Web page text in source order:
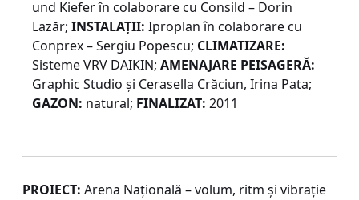
und Kiefer în colaborare cu Consild – Dorin
Lazăr; INSTALAȚII: Iproplan în colaborare cu
Conprex – Sergiu Popescu; CLIMATIZARE:
Sisteme VRV DAIKIN; AMENAJARE PEISAGERĂ:
Graphic Studio și Cerasella Crăciun, Irina Pata;
GAZON: natural; FINALIZAT: 2011
PROIECT: Arena Națională – volum, ritm și vibrație